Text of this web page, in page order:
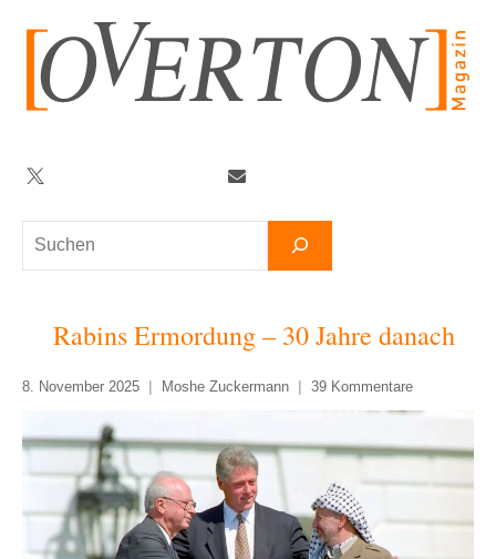
springen
Suchen
Twitter
Rabins Ermordung – 30 Jahre danach
8. November 2025 Moshe Zuckermann 39 Kommentare